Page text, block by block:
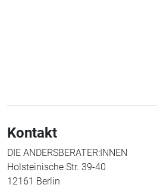
Kontakt
DIE ANDERSBERATER:INNEN
Holsteinische Str. 39-40
12161 Berlin